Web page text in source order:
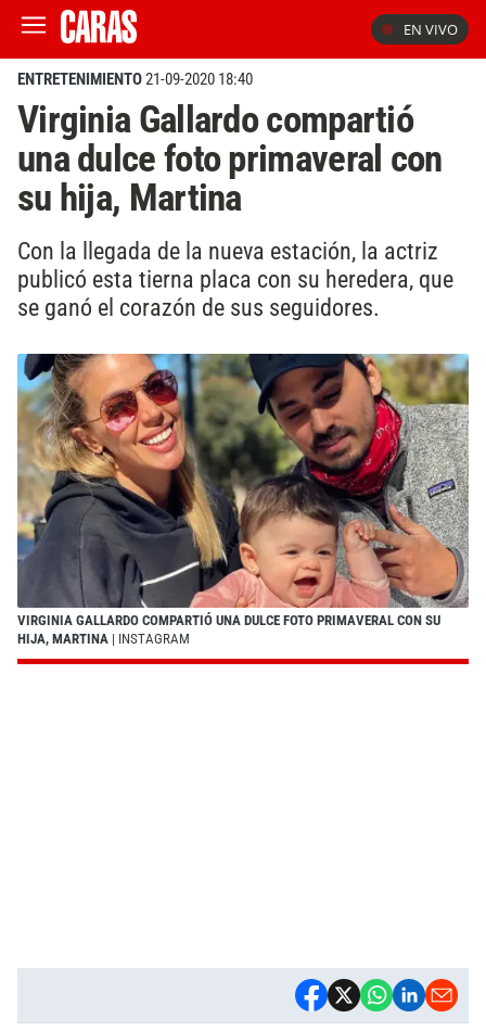
EN VIVO
ENTRETENIMIENTO21-09-2020 18:40
Virginia Gallardo compartió
una dulce foto primaveral con
su hija, Martina
Con la llegada de la nueva estación, la actriz
publicó esta tierna placa con su heredera, que
se ganó el corazón de sus seguidores.
VIRGINIA GALLARDO COMPARTIÓ UNA DULCE FOTO PRIMAVERAL CON SU
HIJA, MARTINA | INSTAGRAM